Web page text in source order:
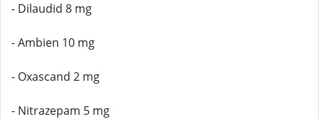
- Dilaudid 8 mg
- Ambien 10 mg
- Oxascand 2 mg
- Nitrazepam 5 mg